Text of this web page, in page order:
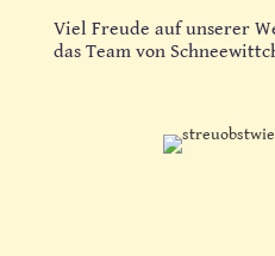
Viel Freude auf unserer
das Team von